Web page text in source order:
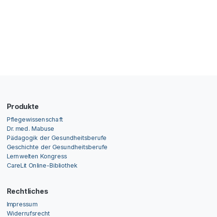
Produkte
Pflegewissenschaft
Dr. med. Mabuse
Pädagogik der Gesundheitsberufe
Geschichte der Gesundheitsberufe
Lernwelten Kongress
CareLit Online-Bibliothek
Rechtliches
Impressum
Widerrufsrecht